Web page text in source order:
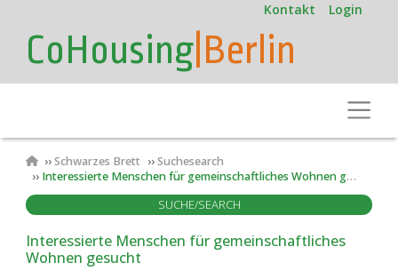
Inhaltaccount
menu
Kontakt Login
CoHousing |Berlin
Pfadnavigation
Schwarzes Brett
Suchesearch
Interessierte Menschen für gemeinschaftliches Wohnen gesucht
SUCHE/SEARCH
Interessierte Menschen für gemeinschaftliches
Wohnen gesucht